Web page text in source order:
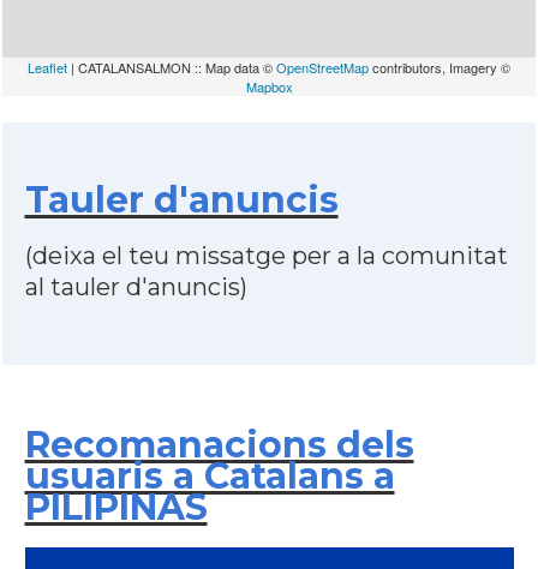
Leaflet | CATALANSALMON :: Map data ©OpenStreetMapcontributors, Imagery ©
Mapbox
Tauler d'anuncis
(deixa el teu missatge per a la comunitat
al tauler d'anuncis)
Recomanacions dels
usuaris a Catalans a
PILIPINAS